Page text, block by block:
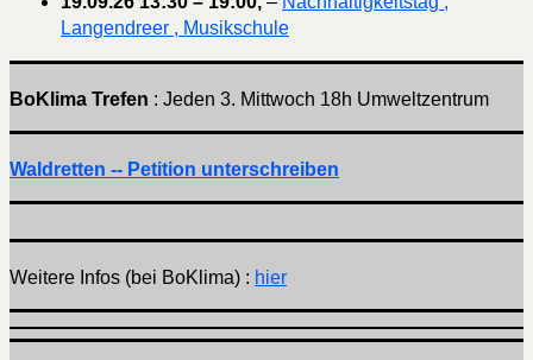
Langendreer , Musikschule
BoKlima Trefen : Jeden 3. Mittwoch 18h Umweltzentrum
Waldretten -- Petition unterschreiben
Weitere Infos (bei BoKlima) : hier